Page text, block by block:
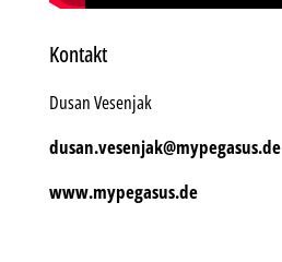
Kontakt
Dusan Vesenjak
dusan.vesenjak@mypegasus.de
www.mypegasus.de